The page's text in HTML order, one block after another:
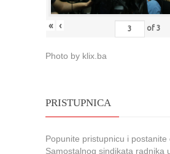
« ‹ of 3
Photo by klix.ba
PRISTUPNICA
Popunite pristupnicu i postanite
Samostalnog sindikata radnika